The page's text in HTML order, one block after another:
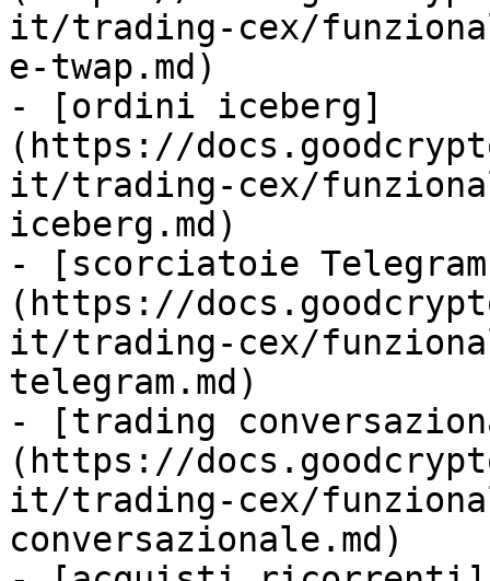
it/trading-cex/
e-twap.md)
- [ordini iceberg]
(https://
it/trading-cex/
iceberg.md)
- [scorciatoie
(https://
it/trading-cex/
telegram.md)
- [trading
(https://
it/trading-cex/
conversazionale.md)